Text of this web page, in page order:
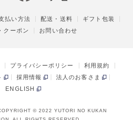
払い方法 配送・送料
ギフト包装
クーポン
お問い合わせ
プライバシーポリシー
利用規約
採用情報
法人のお客さま
ENGLISH
© 2022 YUTORI NO KUKAN